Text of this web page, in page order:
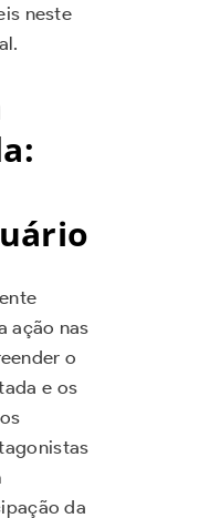
neste
ação nas
o
e os
da